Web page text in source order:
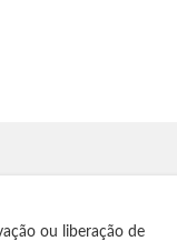
ou liberação de